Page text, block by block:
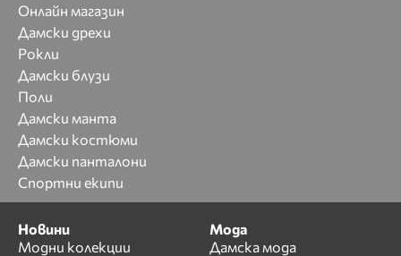
Онлайн магазин
Дамски дрехи
Рокли
Дамски блузи
Поли
Дамски манта
Дамски костюми
Дамски панталони
Спортни екипи
Новини
Модни колекции
Мода
Дамска мода